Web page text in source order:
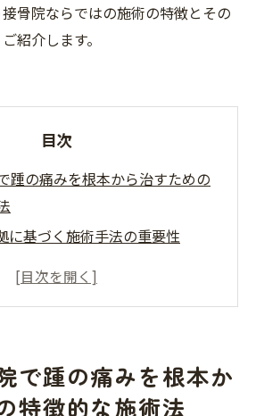
骨院ならではの施術の特徴とその
紹介します。
目次
踵の痛みを根本から治すための
に基づく施術手法の重要性
の原因に応じたアプローチ
ォローアップ体制の充実
で踵の痛みを根本か
特徴的な施術法